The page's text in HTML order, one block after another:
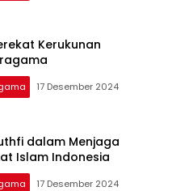
Kerukunan
17 Desember 2024
dalam Menjaga
Islam Indonesia
17 Desember 2024